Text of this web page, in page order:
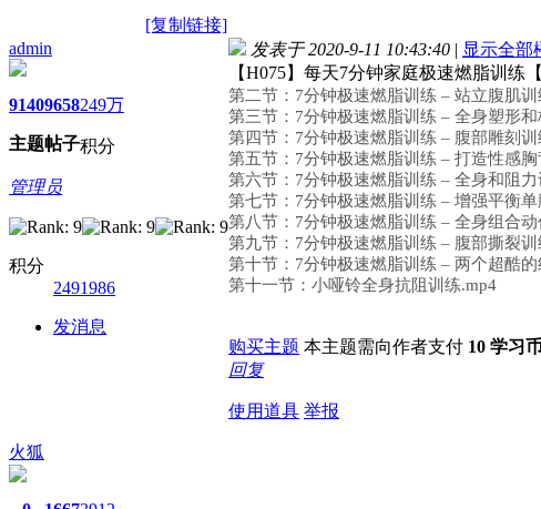
[复制链接]
admin
9140
主题
9658
帖子
249万
积分
管理员
积分
2491986
发消息
发表于 2020-9-11 10:43:40 | 显示全部
【H075】每天7分钟家庭极速燃脂训练【
第二节：7分钟极速燃脂训练 – 站立腹肌训
第三节：7分钟极速燃脂训练 – 全身塑形
第四节：7分钟极速燃脂训练 – 腹部雕刻训
第五节：7分钟极速燃脂训练 – 打造性感
第六节：7分钟极速燃脂训练 – 全身和阻力
第七节：7分钟极速燃脂训练 – 增强平衡
第八节：7分钟极速燃脂训练 – 全身组合
第九节：7分钟极速燃脂训练 – 腹部撕裂训
第十节：7分钟极速燃脂训练 – 两个超酷
第十一节：小哑铃全身抗阻训练.mp4
购买主题 本主题需向作者支付 10 学习币
回复
使用道具 举报
火狐